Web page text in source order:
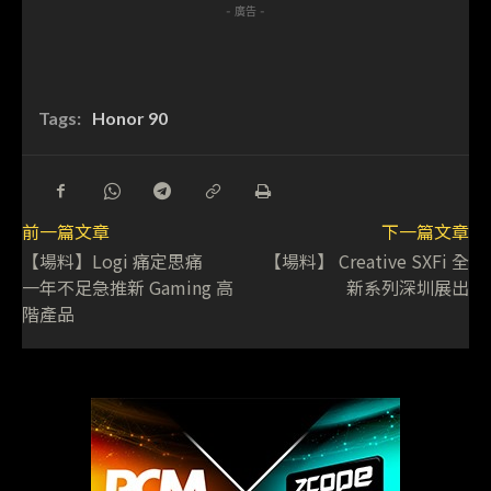
- 廣告 -
Tags: Honor 90
前一篇文章
【場料】Logi 痛定思痛
一年不足急推新 Gaming 高
階產品
下一篇文章
【場料】 Creative SXFi 全
新系列深圳展出